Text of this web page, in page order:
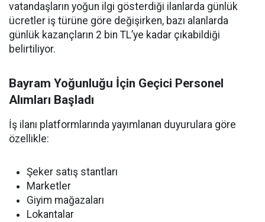
vatandaşların yoğun ilgi gösterdiği ilanlarda günlük
ücretler iş türüne göre değişirken, bazı alanlarda
günlük kazançların 2 bin TL’ye kadar çıkabildiği
belirtiliyor.
Bayram Yoğunluğu İçin Geçici Personel
Alımları Başladı
İş ilanı platformlarında yayımlanan duyurulara göre
özellikle:
Şeker satış stantları
Marketler
Giyim mağazaları
Lokantalar